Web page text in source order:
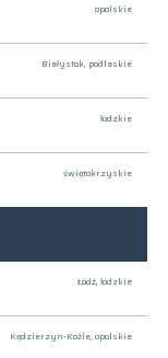
opolskie
Białystok, podlaskie
łódzkie
świętokrzyskie
Łódź, łódzkie
Kędzierzyn-Koźle, opolskie